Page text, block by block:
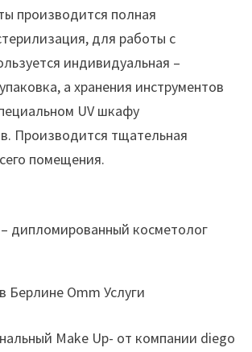
производится полная
для работы с
индивидуальная –
а хранения инструментов
UV шкафу
Производится тщательная
помещения.
дипломированный косметолог
Берлине Omm Услуги
Make Up- от компании diego